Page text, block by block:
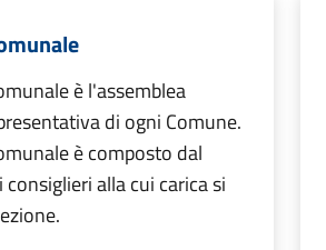
è l'assemblea
di ogni Comune.
è composto dal
consiglieri alla cui carica si